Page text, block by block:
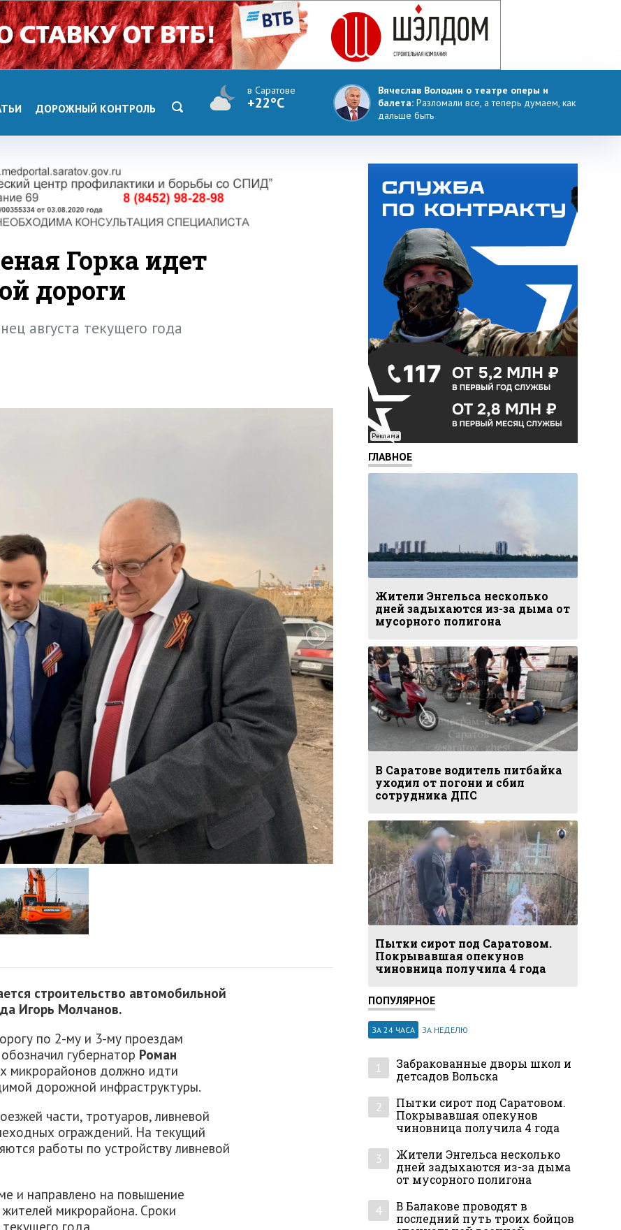
ДОРОЖНЫЙ КОНТРОЛЬ
в Саратове
+22°C
Вячеслав Володин о театре оперы и
балета: Разломали все, а теперь думаем, как
дальше быть
Горка идет
дороги
августа текущего года
строительство автомобильной
Игорь Молчанов.
по 2-му и 3-му проездам
губернатор Роман
микрорайонов должно идти
дорожной инфраструктуры.
части, тротуаров, ливневой
ограждений. На текущий
работы по устройству ливневой
и направлено на повышение
микрорайона. Сроки
года.
Реклама
ГЛАВНОЕ
Жители Энгельса несколько
дней задыхаются из-за дыма от
мусорного полигона
В Саратове водитель питбайка
уходил от погони и сбил
сотрудника ДПС
Пытки сирот под Саратовом.
Покрывавшая опекунов
чиновница получила 4 года
ПОПУЛЯРНОЕ
ЗА 24 ЧАСА ЗА НЕДЕЛЮ
1
Забракованные дворы школ и
детсадов Вольска
2
Пытки сирот под Саратовом.
Покрывавшая опекунов
чиновница получила 4 года
3
Жители Энгельса несколько
дней задыхаются из-за дыма
от мусорного полигона
4
В Балакове проводят в
последний путь троих бойцов